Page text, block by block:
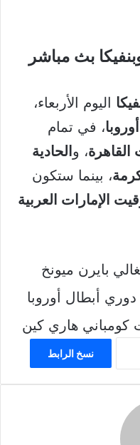
بث مباشر
اليوم الأربعاء،
، في تمام
القاهرة، و الحادية
، بينما ستكون
الإمارات العربية
بايرن ميونخ
دوري أبطال أوروبا
كومباني هاري كين
نسخ الرابط